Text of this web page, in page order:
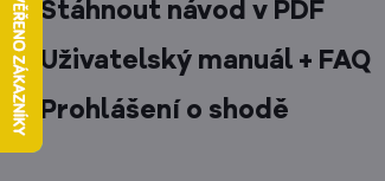
Stáhnout návod v PDF
Uživatelský manuál + FAQ
Prohlášení o shodě